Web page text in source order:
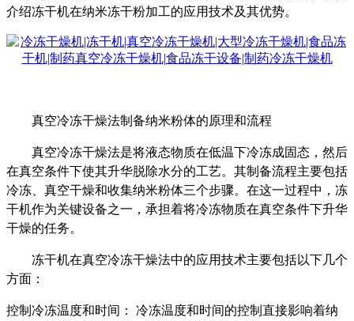
介绍冻干机在纳米冻干粉加工的应用技术及其优势。
真空冷冻干燥法制备纳米粉体的原理和流程
真空冷冻干燥法是将液态物质在低温下冷冻成固态，然后
在真空条件下使其升华脱除水分的工艺。其制备流程主要包括
冷冻、真空干燥和收集纳米粉体三个步骤。在这一过程中，冻
干机作为关键设备之一，承担着将冷冻物质在真空条件下升华
干燥的任务。
冻干机在真空冷冻干燥法中的应用技术主要包括以下几个
方面：
控制冷冻温度和时间：
冷冻温度和时间的控制直接影响着纳